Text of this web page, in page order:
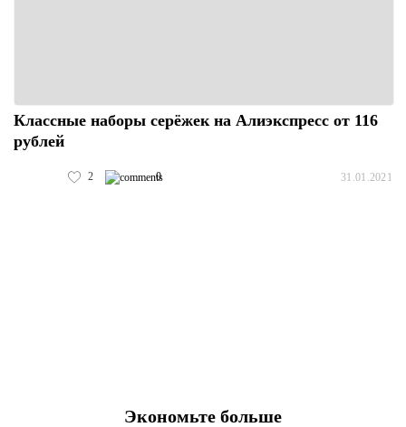
Классные наборы серёжек на Алиэкспресс от 116
рублей
2 0 31.01.2021
Экономьте больше